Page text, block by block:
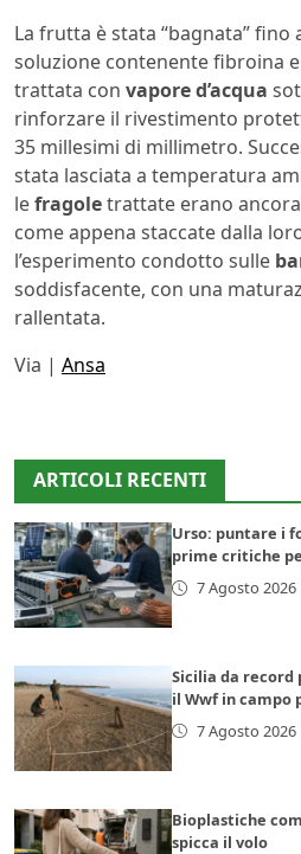
La frutta è stata “bagnata”
soluzione contenente fibroina
trattata con vapore d’acqua
rinforzare il rivestimento
35 millesimi di millimetro.
stata lasciata a temperatura
lefragoletrattate erano
come appena staccate dalla
l’esperimento condotto sulle
soddisfacente, con una
rallentata.
Via | Ansa
ARTICOLI RECENTI
Urso: puntare i
prime critiche
7 Agosto 2026
Sicilia da
il Wwf in campo
7 Agosto 2026
Bioplastiche
spicca il volo